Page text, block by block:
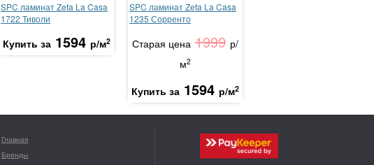
SPC ламинат Zeta La Casa
1722 Тиволи
Купить за 1594 р/м2
SPC ламинат Zeta La Casa
1235 Сорренто
Старая цена 1999 р/
м2
Купить за 1594 р/м2
Главная
Бренды